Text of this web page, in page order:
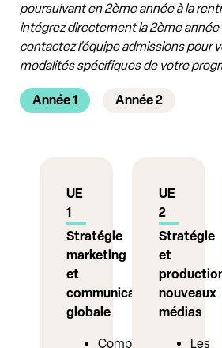
poursuivant en 2ème année à la
intégrez directement la 2ème année
contactez l’équipe admissions pour
modalités spécifiques de votre
Année 1 Année 2
UE
1
Stratégie
marketing
et
communication
globale
Comprendre
UE
2
Stratégie
et
nouveaux
médias
Les